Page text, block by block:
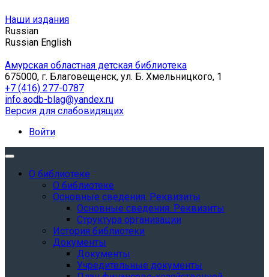
Наши издания
Russian
Russian English
Амурская областная детская библиотека
675000, г. Благовещенск, ул. Б. Хмельницкого, 1
+7 (416) 277-0787
info.aodb-blag@yandex.ru
Версия для слабовидящих
Войти
О библиотеке
О библиотеке
Основные сведения. Реквизиты
Основные сведения. Реквизиты
Структура организации
История библиотеки
Документы
Документы
Учредительные документы